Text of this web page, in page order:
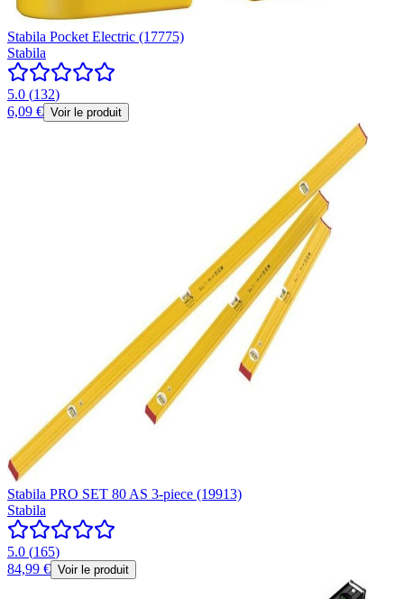
Stabila Pocket Electric (17775)
Stabila
5.0 (132)
6,09 € Voir le produit
Stabila PRO SET 80 AS 3-piece (19913)
Stabila
5.0 (165)
84,99 € Voir le produit